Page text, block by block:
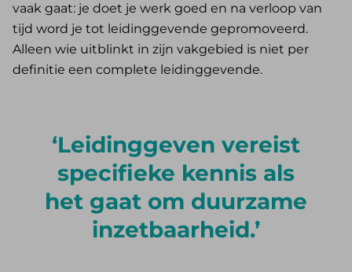
vaak gaat: je doet je werk goed en na verloop van
tijd word je tot leidinggevende gepromoveerd.
Alleen wie uitblinkt in zijn vakgebied is niet per
definitie een complete leidinggevende.
Leidinggeven vereist
specifieke kennis als
het gaat om duurzame
inzetbaarheid.